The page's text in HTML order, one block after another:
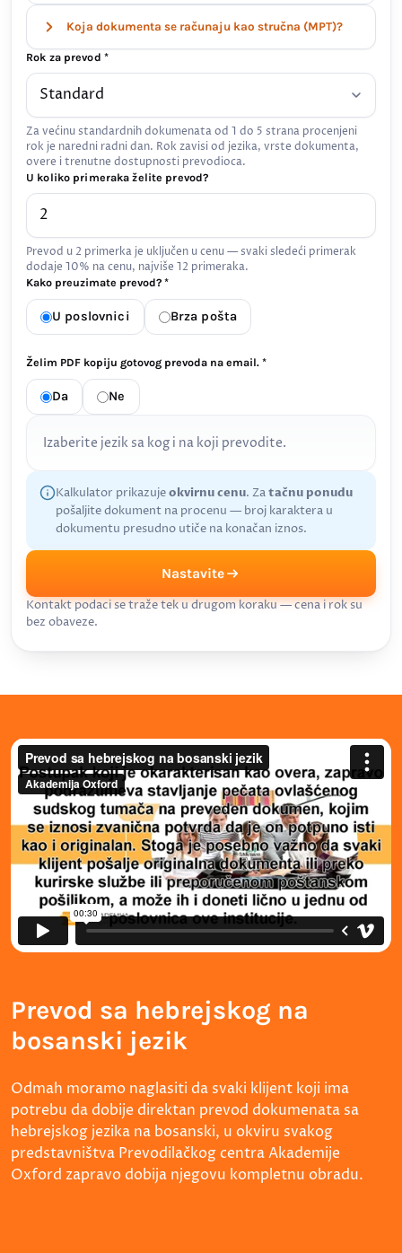
Koja dokumenta se računaju kao stručna (MPT)?
Rok za prevod *
Za većinu standardnih dokumenata od 1 do 5 strana procenjeni
rok je naredni radni dan. Rok zavisi od jezika, vrste dokumenta,
overe i trenutne dostupnosti prevodioca.
U koliko primeraka želite prevod?
Prevod u 2 primerka je uključen u cenu — svaki sledeći primerak
dodaje 10% na cenu, najviše 12 primeraka.
Kako preuzimate prevod? *
U poslovnici Brza pošta
Želim PDF kopiju gotovog prevoda na email. *
Da Ne
Izaberite jezik sa kog i na koji prevodite.
Kalkulator prikazujeokvirnu cenu. Zatačnu ponudu
pošaljite dokument na procenu — broj karaktera u
dokumentu presudno utiče na konačan iznos.
Nastavite
Kontakt podaci se traže tek u drugom koraku — cena i rok su
bez obaveze.
Prevod sa hebrejskog na
bosanski jezik
Odmah moramo naglasiti da svaki klijent koji ima
potrebu da dobije direktan prevod dokumenata sa
hebrejskog jezika na bosanski, u okviru svakog
predstavništva Prevodilačkog centra Akademije
Oxford zapravo dobija njegovu kompletnu obradu.